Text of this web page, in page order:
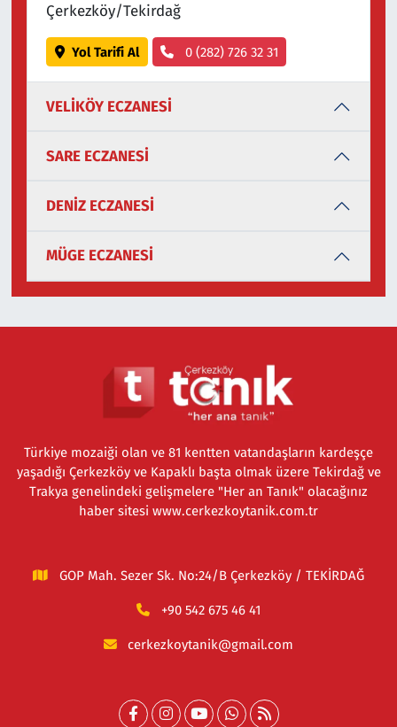
Çerkezköy/Tekirdağ
Yol Tarifi Al 0 (282) 726 32 31
VELİKÖY ECZANESİ
SARE ECZANESİ
DENİZ ECZANESİ
MÜGE ECZANESİ
Türkiye mozaiği olan ve 81 kentten vatandaşların kardeşçe
yaşadığı Çerkezköy ve Kapaklı başta olmak üzere Tekirdağ ve
Trakya genelindeki gelişmelere "Her an Tanık" olacağınız
haber sitesi www.cerkezkoytanik.com.tr
GOP Mah. Sezer Sk. No:24/B Çerkezköy / TEKİRDAĞ
+90 542 675 46 41
cerkezkoytanik@gmail.com